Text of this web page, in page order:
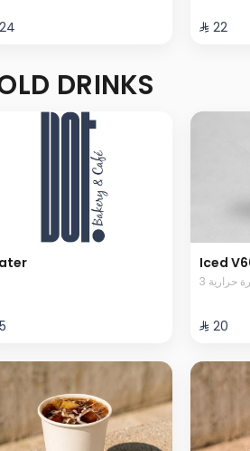
⁨⁦‪‬ 22⁩
DRINKS
Iced
حرارية
⁨⁦‪‬ 20⁩